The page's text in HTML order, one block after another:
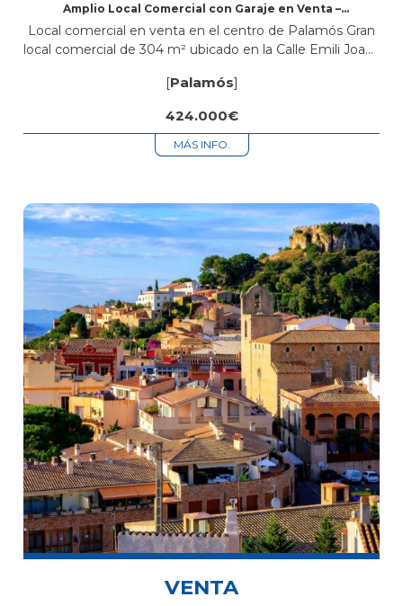
Amplio Local Comercial con Garaje en Venta –
Local comercial en venta en el centro de Palamós Gran
local comercial de 304 m² ubicado en la Calle Emili Joan,
[Palamós]
424.000€
MÁS INFO.
VENTA